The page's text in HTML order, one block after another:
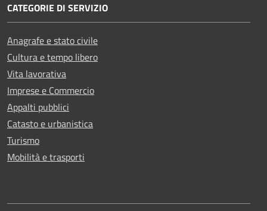
CATEGORIE DI SERVIZIO
Anagrafe e stato civile
Cultura e tempo libero
Vita lavorativa
Imprese e Commercio
Appalti pubblici
Catasto e urbanistica
Turismo
Mobilità e trasporti